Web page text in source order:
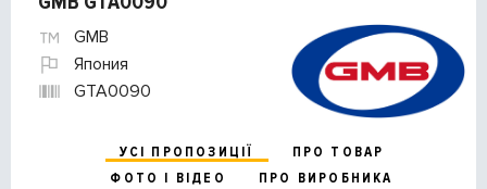
GMB
Япония
GTA0090
УСІ ПРОПОЗИЦІЇ
ПРО ТОВАР
ФОТО І ВІДЕО
ПРО ВИРОБНИКА